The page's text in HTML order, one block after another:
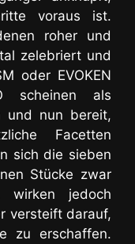
voraus ist.
roher und
zelebriert und
oder EVOKEN
scheinen als
und nun bereit,
Facetten
sich die sieben
Stücke zwar
wirken jedoch
versteift darauf,
zu erschaffen.